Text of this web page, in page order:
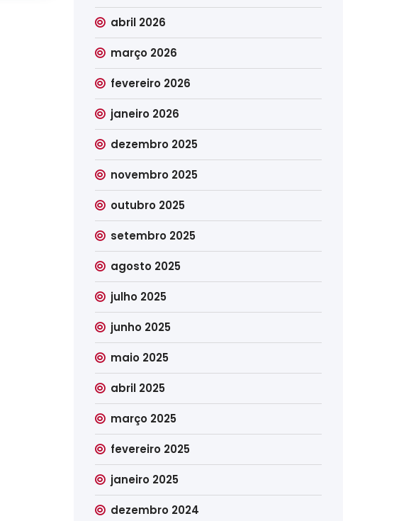
abril 2026
março 2026
fevereiro 2026
janeiro 2026
dezembro 2025
novembro 2025
outubro 2025
setembro 2025
agosto 2025
julho 2025
junho 2025
maio 2025
abril 2025
março 2025
fevereiro 2025
janeiro 2025
dezembro 2024